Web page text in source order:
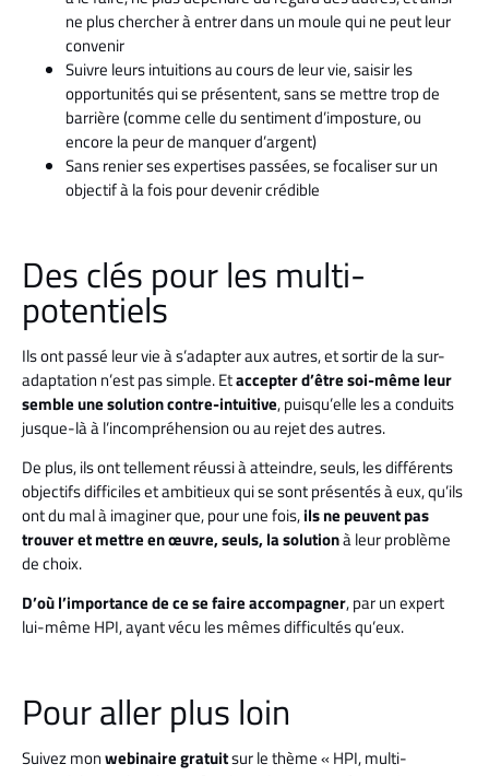
ne plus chercher à entrer dans un moule qui ne peut leur
convenir
Suivre leurs intuitions au cours de leur vie, saisir les
opportunités qui se présentent, sans se mettre trop de
barrière (comme celle du sentiment d’imposture, ou
encore la peur de manquer d’argent)
Sans renier ses expertises passées, se focaliser sur un
objectif à la fois pour devenir crédible
Des clés pour les multi-
potentiels
Ils ont passé leur vie à s’adapter aux autres, et sortir de la sur-
adaptation n’est pas simple. Etaccepter d’être soi-même leur
semble une solution contre-intuitive, puisqu’elle les a conduits
jusque-là à l’incompréhension ou au rejet des autres.
De plus, ils ont tellement réussi à atteindre, seuls, les différents
objectifs difficiles et ambitieux qui se sont présentés à eux, qu’ils
ont du mal à imaginer que, pour une fois,ils ne peuvent pas
trouver et mettre en œuvre, seuls, la solutionà leur problème
de choix.
D’où l’importance de ce se faire accompagner, par un expert
lui-même HPI, ayant vécu les mêmes difficultés qu’eux.
Pour aller plus loin
Suivez monwebinaire gratuitsur le thème « HPI, multi-